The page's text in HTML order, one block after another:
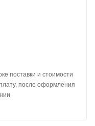
поставки и стоимости
после оформления